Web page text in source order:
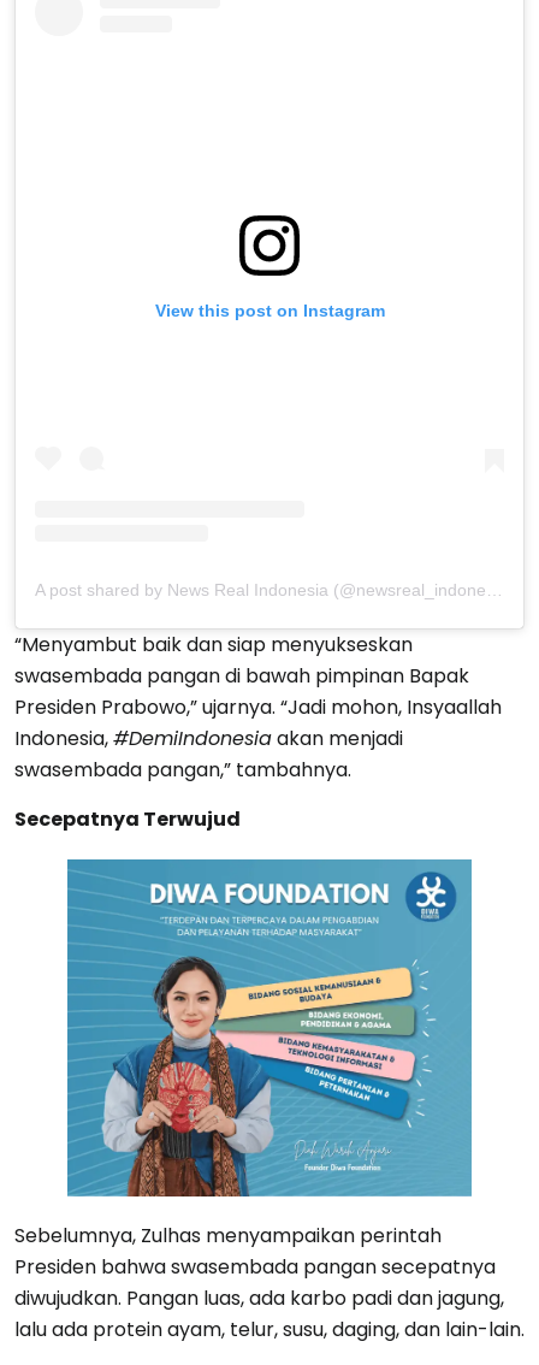
View this post on Instagram
“Menyambut baik dan siap menyukseskan
swasembada pangan di bawah pimpinan Bapak
Presiden Prabowo,” ujarnya. “Jadi mohon, Insyaallah
Indonesia,#DemiIndonesiaakan menjadi
swasembada pangan,” tambahnya.
Secepatnya Terwujud
Sebelumnya, Zulhas menyampaikan perintah
Presiden bahwa swasembada pangan secepatnya
diwujudkan. Pangan luas, ada karbo padi dan jagung,
lalu ada protein ayam, telur, susu, daging, dan lain-lain.